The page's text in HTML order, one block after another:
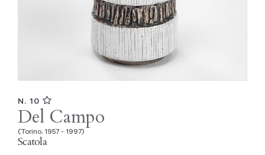
N. 10
Del Campo
(Torino, 1957 - 1997)
Scatola